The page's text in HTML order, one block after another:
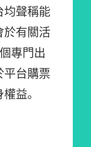
均聲稱能
於有關活
專門出
平台購票
益。